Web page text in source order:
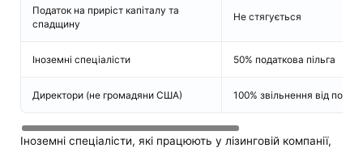
Податок на приріст капіталу та
спадщину
Не стягується
Іноземні спеціалісти 50% податкова пільга
Директори (не громадяни США) 100% звільнення від
Іноземні спеціалісти, які працюють у лізинговій компанії,